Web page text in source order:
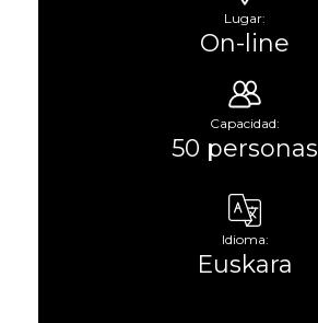
Lugar:
On-line
Capacidad:
50 personas
Idioma:
Euskara